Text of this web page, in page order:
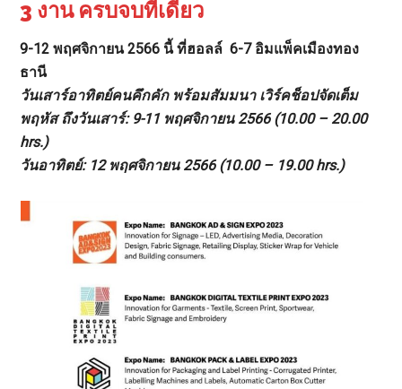
3 งาน ครบจบที่เดียว
9-12 พฤศจิกายน 2566 นี้ ที่ฮอลล์ 6-7 อิมแพ็คเมืองทอง
ธานี
วันเสาร์อาทิตย์คนคึกคัก พร้อมสัมมนา เวิร์คช็อปจัดเต็ม
พฤหัส ถึงวันเสาร์: 9-11 พฤศจิกายน 2566 (10.00 – 20.00
hrs.)
วันอาทิตย์: 12 พฤศจิกายน 2566 (10.00 – 19.00 hrs.)